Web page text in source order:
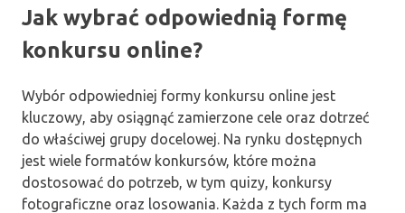
Jak wybrać odpowiednią formę
konkursu online?
Wybór odpowiedniej formy konkursu online jest
kluczowy, aby osiągnąć zamierzone cele oraz dotrzeć
do właściwej grupy docelowej. Na rynku dostępnych
jest wiele formatów konkursów, które można
dostosować do potrzeb, w tym quizy, konkursy
fotograficzne oraz losowania. Każda z tych form ma